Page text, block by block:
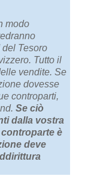
modo
Tesoro
Tutto il
vendite. Se
dovesse
controparti,
Se ciò
dalla vostra
è
deve